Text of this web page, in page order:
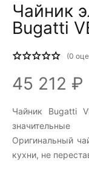
Чайник
Bugatti
(0
45 212 ₽
Чайник Bugatti
Оригинальный
кухни, не